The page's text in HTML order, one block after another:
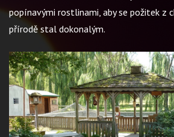
popínavými rostlinami, aby se požitek z
přírodě stal dokonalým.